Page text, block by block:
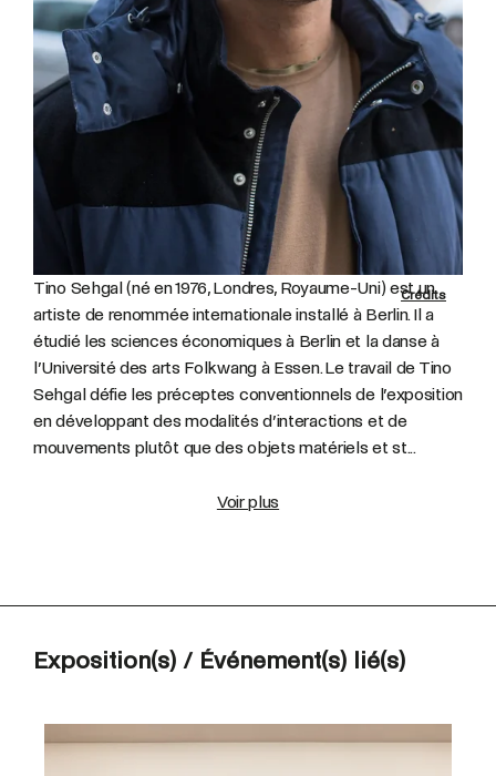
Crédits
Tino Sehgal (né en 1976, Londres, Royaume-Uni) est un
artiste de renommée internationale installé à Berlin. Il a
étudié les sciences économiques à Berlin et la danse à
l’Université des arts Folkwang à Essen. Le travail de Tino
Sehgal défie les préceptes conventionnels de l’exposition
en développant des modalités d’interactions et de
mouvements plutôt que des objets matériels et st...
Voir plus
Exposition(s) / Événement(s) lié(s)